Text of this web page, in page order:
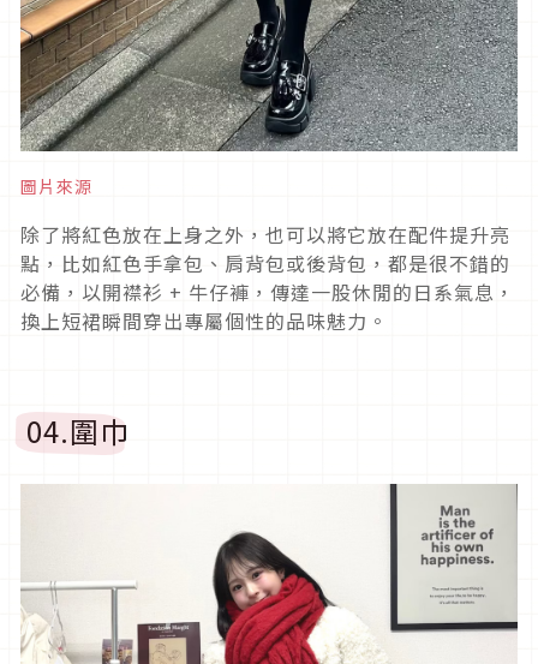
圖片來源
除了將紅色放在上身之外，也可以將它放在配件提升亮
點，比如紅色手拿包、肩背包或後背包，都是很不錯的
必備，以開襟衫 + 牛仔褲，傳達一股休閒的日系氣息，
換上短裙瞬間穿出專屬個性的品味魅力。
04.圍巾